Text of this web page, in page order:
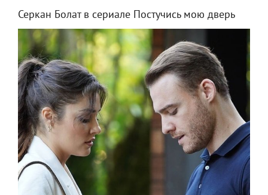
Серкан Болат в сериале Постучись мою дверь